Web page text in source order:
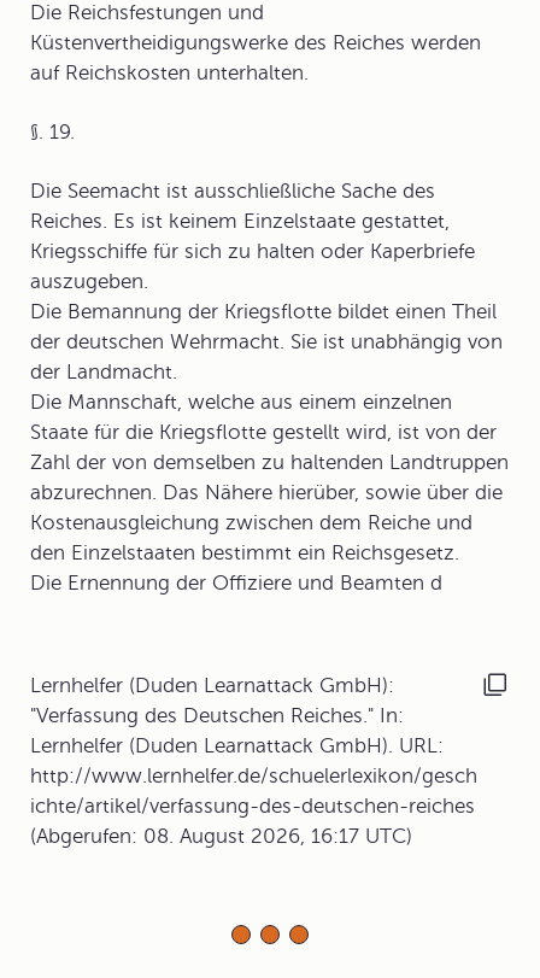
Die Reichsfestungen und
Küstenvertheidigungswerke des Reiches werden
auf Reichskosten unterhalten.
§. 19.
Die Seemacht ist ausschließliche Sache des
Reiches. Es ist keinem Einzelstaate gestattet,
Kriegsschiffe für sich zu halten oder Kaperbriefe
auszugeben.
Die Bemannung der Kriegsflotte bildet einen Theil
der deutschen Wehrmacht. Sie ist unabhängig von
der Landmacht.
Die Mannschaft, welche aus einem einzelnen
Staate für die Kriegsflotte gestellt wird, ist von der
Zahl der von demselben zu haltenden Landtruppen
abzurechnen. Das Nähere hierüber, sowie über die
Kostenausgleichung zwischen dem Reiche und
den Einzelstaaten bestimmt ein Reichsgesetz.
Die Ernennung der Offiziere und Beamten d
Lernhelfer (Duden Learnattack GmbH):
"Verfassung des Deutschen Reiches." In:
Lernhelfer (Duden Learnattack GmbH). URL:
http://www.lernhelfer.de/schuelerlexikon/gesch
ichte/artikel/verfassung-des-deutschen-reiches
(Abgerufen: 08. August 2026, 16:17 UTC)